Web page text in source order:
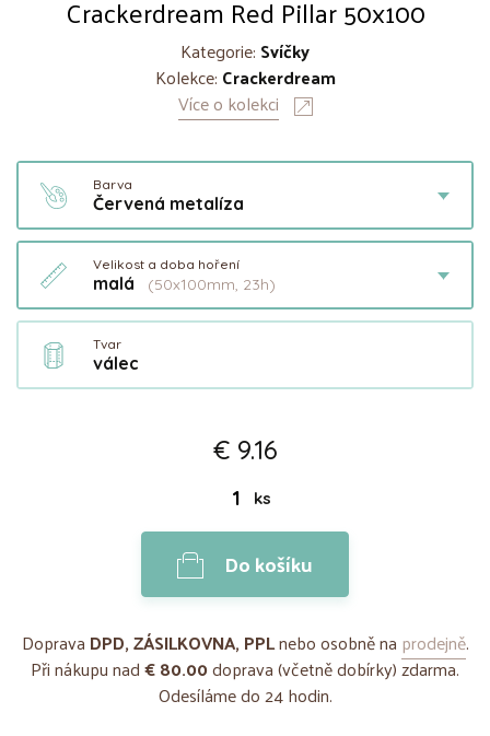
Crackerdream Red Pillar 50x100
Kategorie: Svíčky
Kolekce: Crackerdream
Více o kolekci
Barva
Červená metalíza
Velikost a doba hoření
malá (50x100mm, 23h)
Tvar
válec
€ 9.16
ks
Do košíku
Doprava DPD, ZÁSILKOVNA, PPLnebo osobně na prodejně.
Při nákupu nad€ 80.00doprava (včetně dobírky) zdarma.
Odesíláme do 24 hodin.